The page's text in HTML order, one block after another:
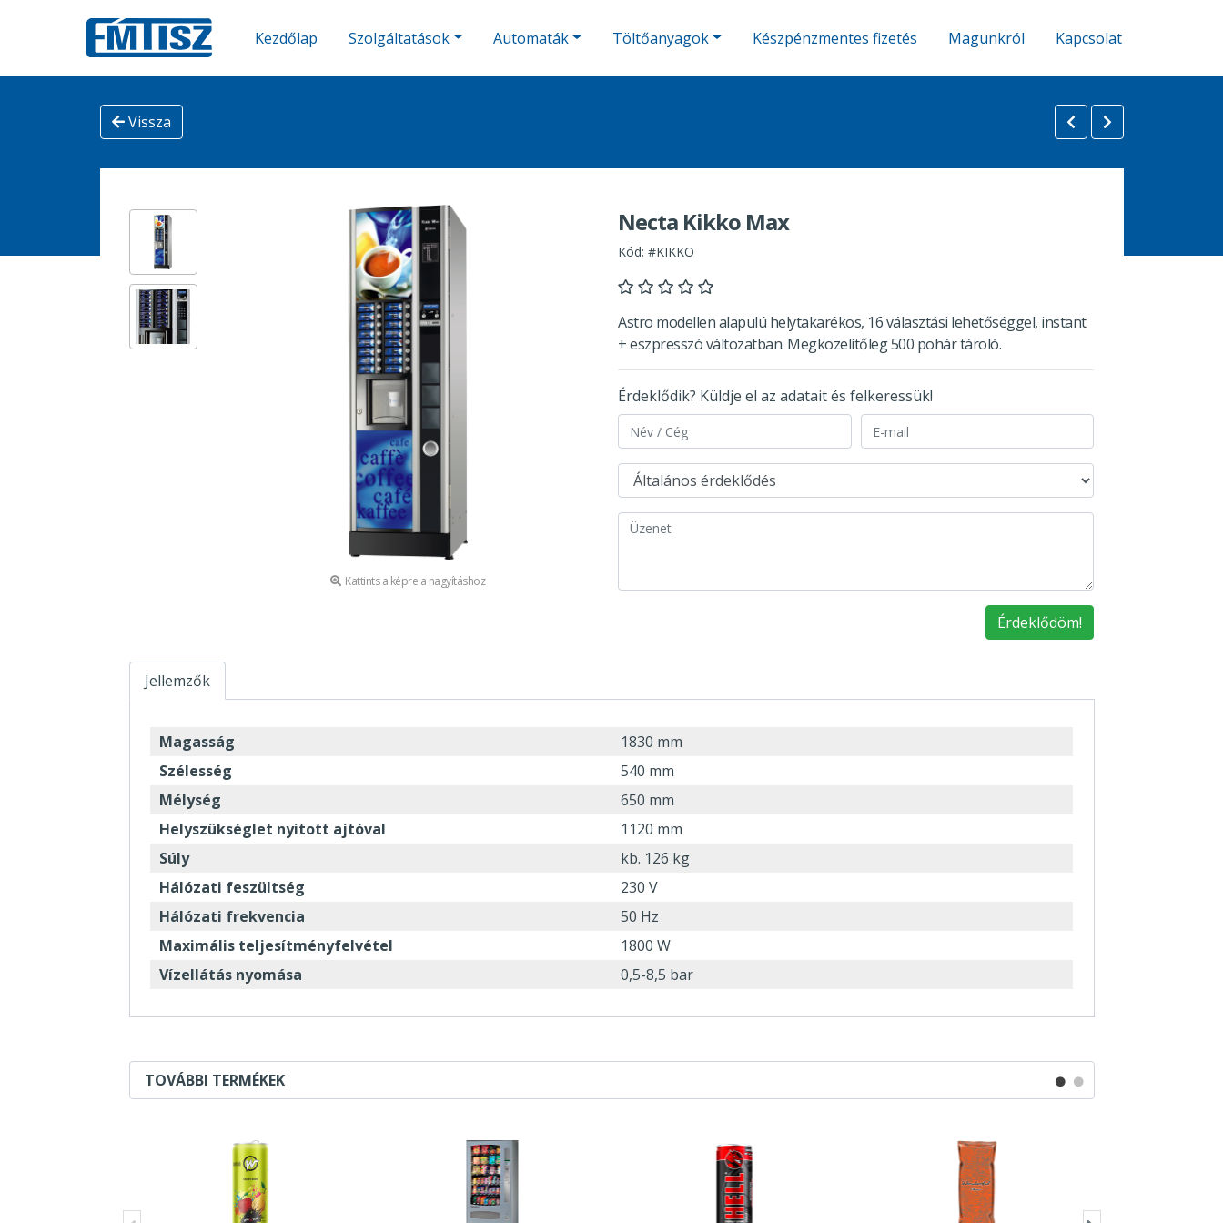
Kezdőlap Szolgáltatások Automaták Töltőanyagok Készpénzmentes fizetés Magunkról Kapcsolat
Vissza
Kattints a képre a nagyításhoz
Necta Kikko Max
Kód: #KIKKO
Astro modellen alapulú helytakarékos, 16 választási lehetőséggel, instant
+ eszpresszó változatban. Megközelítőleg 500 pohár tároló.
Érdeklődik? Küldje el az adatait és felkeressük!
Érdeklődöm!
Jellemzők
Magasság
1830 mm
Szélesség
540 mm
Mélység
650 mm
Helyszükséglet nyitott ajtóval
1120 mm
Súly
kb. 126 kg
Hálózati feszültség
230 V
Hálózati frekvencia
50 Hz
Maximális teljesítményfelvétel
1800 W
Vízellátás nyomása
0,5-8,5 bar
TOVÁBBI TERMÉKEK